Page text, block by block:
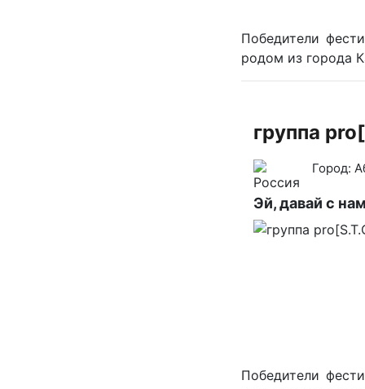
Победители
родом из города
группа
Город:
Эй, давай с
Победители